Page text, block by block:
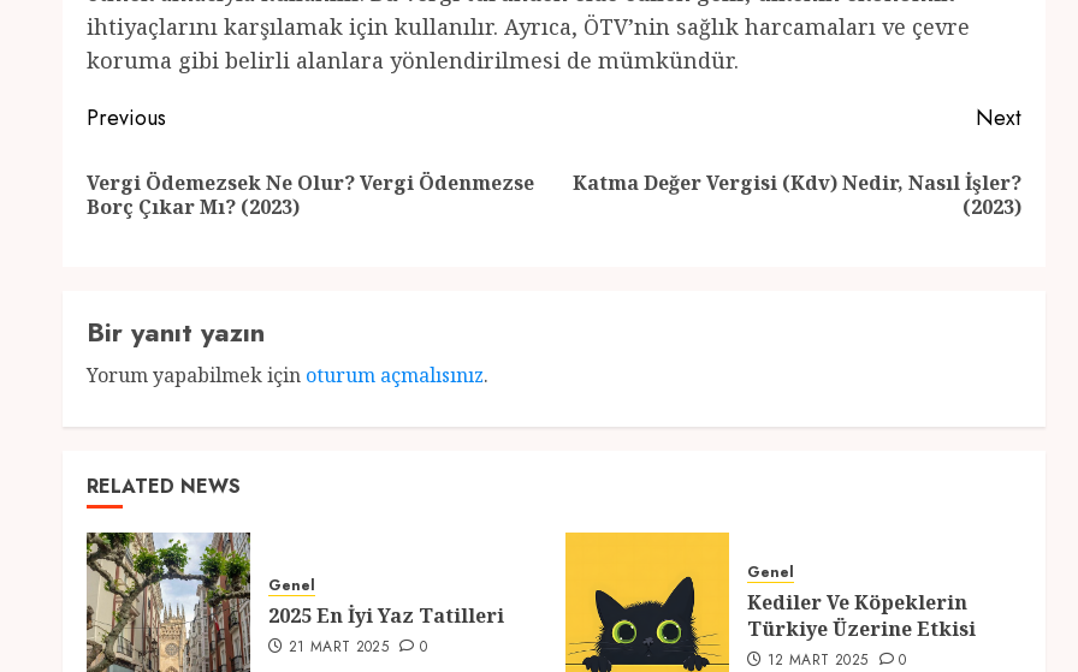
ihtiyaçlarını karşılamak için kullanılır. Ayrıca, ÖTV’nin sağlık harcamaları ve çevre
koruma gibi belirli alanlara yönlendirilmesi de mümkündür.
Post
navigation
Previous
Previous
Vergi Ödemezsek Ne Olur? Vergi Ödenmezse
Borç Çıkar Mı? (2023)
Next
Next
Katma Değer Vergisi (Kdv) Nedir, Nasıl İşler?
(2023)
Bir yanıt yazın
Yorum yapabilmek için oturum açmalısınız.
RELATED NEWS
Genel
2025 En İyi Yaz Tatilleri
21 MART 2025 0
Genel
Kediler Ve Köpeklerin
Türkiye Üzerine Etkisi
12 MART 2025 0